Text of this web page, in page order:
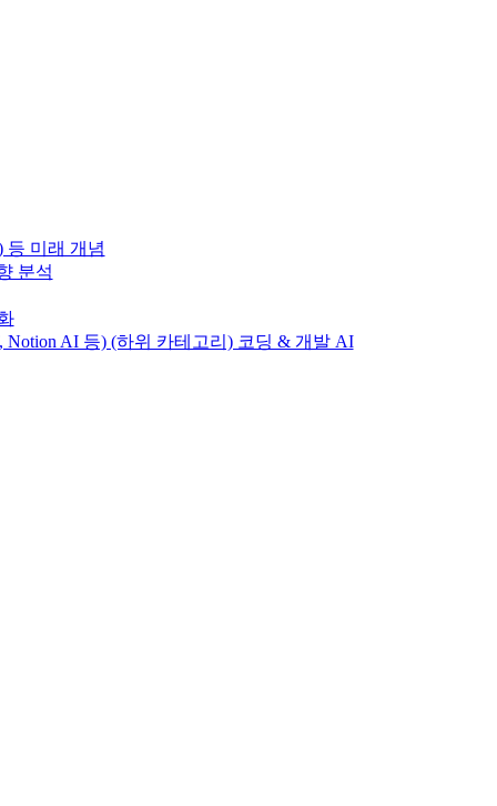
등 미래 개념
분석
Notion AI 등) (하위 카테고리) 코딩 & 개발 AI